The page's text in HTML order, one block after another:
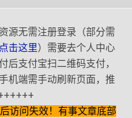
源无需注册登录（部分需
点击这里）需要去个人中心
后支付宝扫二维码支付，
机端需手动刷新页面，推
访问失效！有事文章底部